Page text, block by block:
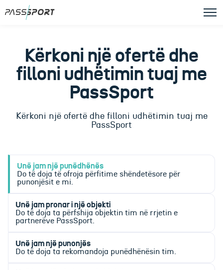
Kërkoni një ofertë dhe
filloni udhëtimin tuaj me
PassSport
Kërkoni një ofertë dhe filloni udhëtimin tuaj me
PassSport
Unë jam një punëdhënës
Do të doja të ofroja përfitime shëndetësore për
punonjësit e mi.
Unë jam pronar i një objekti
Do të doja ta përfshija objektin tim në rrjetin e
partnerëve PassSport.
Unë jam një punonjës
Do të doja ta rekomandoja punëdhënësin tim.